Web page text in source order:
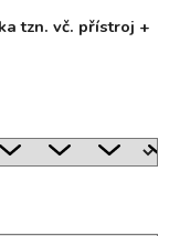
tzn. vč. přístroj +